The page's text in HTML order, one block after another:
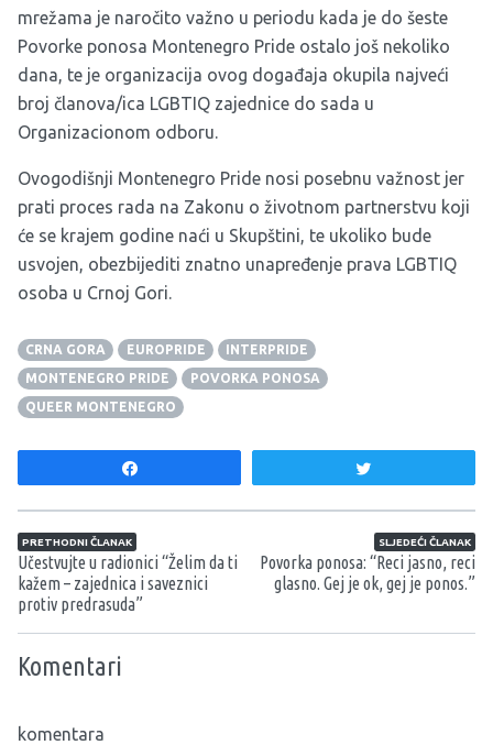
mrežama je naročito važno u periodu kada je do šeste
Povorke ponosa Montenegro Pride ostalo još nekoliko
dana, te je organizacija ovog događaja okupila najveći
broj članova/ica LGBTIQ zajednice do sada u
Organizacionom odboru.
Ovogodišnji Montenegro Pride nosi posebnu važnost jer
prati proces rada na Zakonu o životnom partnerstvu koji
će se krajem godine naći u Skupštini, te ukoliko bude
usvojen, obezbijediti znatno unapređenje prava LGBTIQ
osoba u Crnoj Gori.
CRNA GORA EUROPRIDE
INTERPRIDE
MONTENEGRO PRIDE
POVORKA PONOSA
QUEER MONTENEGRO
Navigacija članaka
PRETHODNI ČLANAK
Učestvujte u radionici “Želim da ti
kažem – zajednica i saveznici
protiv predrasuda”
SLJEDEĆI ČLANAK
Povorka ponosa: “Reci jasno, reci
glasno. Gej je ok, gej je ponos.”
Komentari
komentara